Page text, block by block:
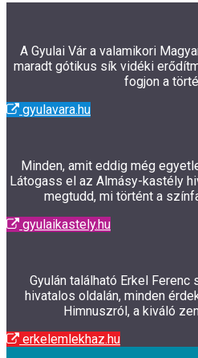
A Gyulai Vár a valamikori
maradt gótikus sík vidéki
fogjon a
gyulavara.hu
Minden, amit eddig még
Látogass el az Almásy-kastély
megtudd, mi történt a
gyulaikastely.hu
Gyulán található Erkel Ferenc
hivatalos oldalán, minden
Himnuszról, a kiváló
erkelemlekhaz.hu